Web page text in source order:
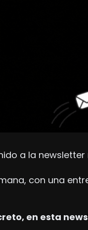
a la
con una
en esta